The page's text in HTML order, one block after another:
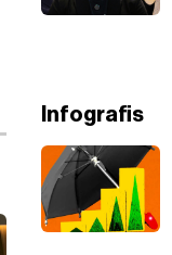
Infografis